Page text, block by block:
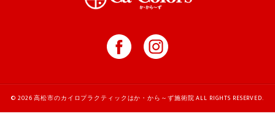
© 2026 高松市のカイロプラクティックはか・から～ず施術院 ALL RIGHTS RESERVED.